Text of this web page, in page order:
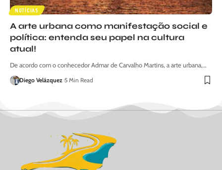
NOTÍCIAS
A arte urbana como manifestação social e
política: entenda seu papel na cultura
atual!
De acordo com o conhecedor Admar de Carvalho Martins, a arte urbana,…
Diego Velázquez 5 Min Read